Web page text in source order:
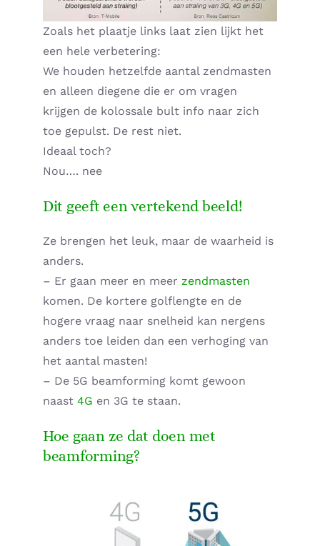
Zoals het plaatje links laat zien lijkt het
een hele verbetering:
We houden hetzelfde aantal zendmasten
en alleen diegene die er om vragen
krijgen de kolossale bult info naar zich
toe gepulst. De rest niet.
Ideaal toch?
Nou…. nee
Dit geeft een vertekend beeld!
Ze brengen het leuk, maar de waarheid is
anders.
– Er gaan meer en meer zendmasten
komen. De kortere golflengte en de
hogere vraag naar snelheid kan nergens
anders toe leiden dan een verhoging van
het aantal masten!
– De 5G beamforming komt gewoon
naast 4G en 3G te staan.
Hoe gaan ze dat doen met
beamforming?